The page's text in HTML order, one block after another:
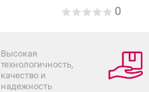
0
Высокая
технологичность,
качество и
надежность